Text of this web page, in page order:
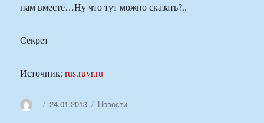
нам вместе…Ну что тут можно сказать?..
Секрет
Источник:rus.ruvr.ru
АвторОпубликовано
24.01.2013 Рубрики
Новости